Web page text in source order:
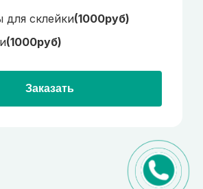
для склейки(1000руб)
(1000руб)
Заказать